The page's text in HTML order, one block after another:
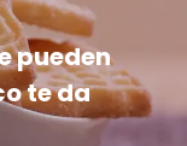
pueden
te da